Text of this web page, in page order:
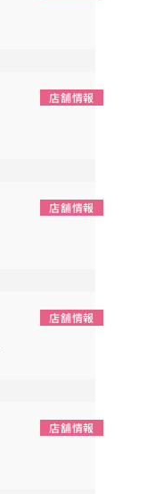
店舗情報
店舗情報
店舗情報
店舗情報